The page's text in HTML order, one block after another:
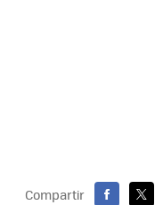
Compartir